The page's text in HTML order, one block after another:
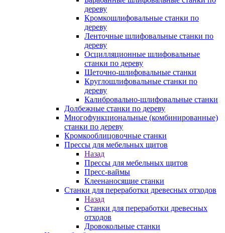
дереву
Кромкошлифовальные станки по
дереву
Ленточные шлифовальные станки по
дереву
Осцилляционные шлифовальные
станки по дереву
Щеточно-шлифовальные станки
Круглошлифовальные станки по
дереву
Калибровально-шлифовальные станки
Долбежные станки по дереву
Многофункциональные (комбинированные)
станки по дереву
Кромкооблицовочные станки
Прессы для мебельных щитов
Назад
Прессы для мебельных щитов
Пресс-ваймы
Клеенаносящие станки
Станки для переработки древесных отходов
Назад
Станки для переработки древесных
отходов
Дровокольные станки